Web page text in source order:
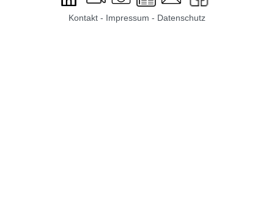
Kontakt - Impressum - Datenschutz